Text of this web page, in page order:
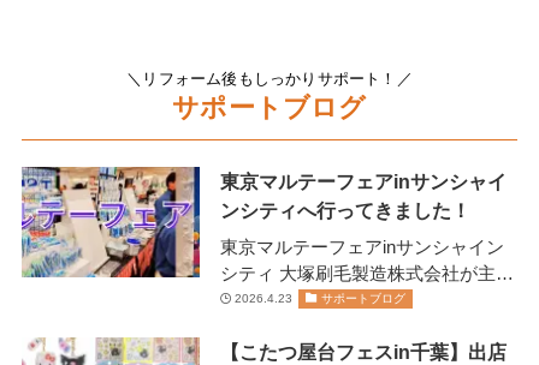
＼リフォーム後もしっかりサポート！／
サポートブログ
東京マルテーフェアinサンシャイ
ンシティへ行ってきました！
東京マルテーフェアinサンシャイン
シティ 大塚刷毛製造株式会社が主催
します 2026年2月13日(金)14日(土)に
2026.4.23 サポートブログ
【こたつ屋台フェスin千葉】出店